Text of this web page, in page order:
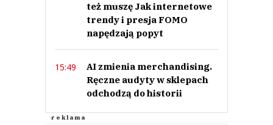
też muszę Jak internetowe
trendy i presja FOMO
napędzają popyt
15:49
AI zmienia merchandising.
Ręczne audyty w sklepach
odchodzą do historii